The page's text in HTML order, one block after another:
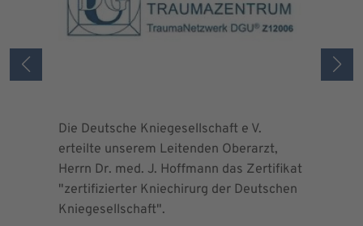
Die Deutsche Kniegesellschaft e V.
erteilte unserem Leitenden Oberarzt,
Herrn Dr. med. J. Hoffmann das Zertifikat
"zertifizierter Kniechirurg der Deutschen
Kniegesellschaft".